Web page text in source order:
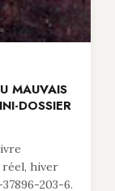
MAUVAIS
DOSSIER
réel, hiver
203-6.